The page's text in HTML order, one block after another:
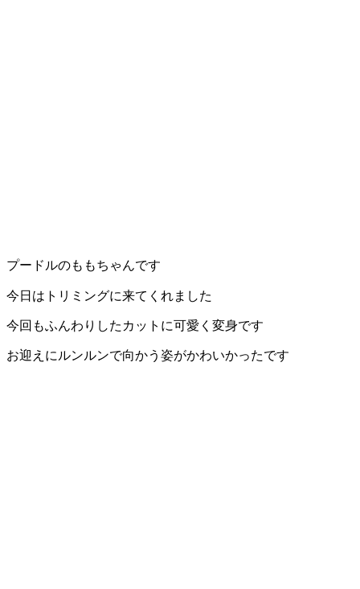
プードルのももちゃんです
今日はトリミングに来てくれました
今回もふんわりしたカットに可愛く変身です
お迎えにルンルンで向かう姿がかわいかったです